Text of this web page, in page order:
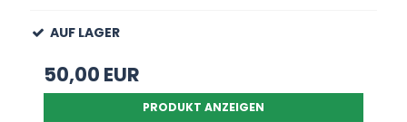
AUF LAGER
50,00 EUR
PRODUKT ANZEIGEN